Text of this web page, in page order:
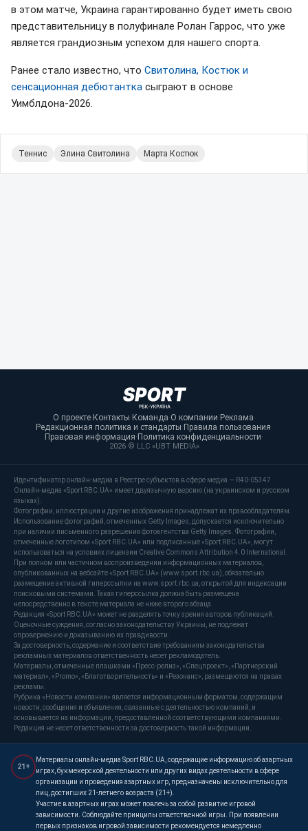
в этом матче, Украина гарантированно будет иметь свою
представительницу в полуфинале Ролан Гаррос, что уже
является грандиозным успехом для нашего спорта.
Ранее стало известно, что Свитолина, Костюк и
сенсационная дебютантка сыграют в основе
Уимблдона-2026.
Теннис Элина Свитолина Марта Костюк
О проекте·Контакты·Команда·О компании·Реклама·
Редакционная политика и стандарты·Правила пользования·
Правовая информация·Политика конфиденциальности·
2026 © LLC «UBT MEDIA»
Идентификатор онлайн-медиа в Реестре субъектов в сфере медиа — R40-05347
Онлайн-медиа «Sport RBC.UA» имеет двуязычную версию (на украинском и русском
языках).
Фотографии, иллюстрации и другие изображения принадлежат их правообладателям.
Использование фотографий, отмеченных Getty Images, допускается исключительно
при наличии письменного разрешения фотоагентства Getty Images. Фотографии,
отмеченные логотипом «Sport RBC.UA» или подписанные «Sport RBC.UA», могут
использоваться на условиях лицензии Creative Commons Attribution 4.0 International.
При полном или частичном воспроизведении информационных материалов,
опубликованных на вебсайте «Sport RBC.UA» (www.sport.rbc.ua), обязательно
размещение активной гиперссылки на www.sport.rbc.ua, открытой для индексации
поисковыми системами. Такая гиперссылка должна быть размещена
непосредственно в тексте материала не ниже второго абзаца.
Редакция «Sport RBC.UA» может не разделять точку зрения авторов публикаций.
Оценочные суждения, согласно законодательству Украины, не подлежат
опровержению и доказыванию их правдивости.
За достоверность, содержание и соответствие требованиям законодательства
рекламных материалов ответственность несет рекламодатель.
Материалы, отмеченные плашками «Пресс-релиз», «Спецпроект», «Партнерский
материал», «Promo», «Благотворительность» и «Резонанс», размещаются на правах
рекламы.
Рубрика «Новости компании» является информационным форматом, содержащим
новости, сообщения и объявления, связанные с деятельностью компаний, и
основывается на информации, предоставленной соответствующими компаниями.
Редакция не несет ответственности за достоверность такой информации.
21+
Материалы онлайн-медиа Sport RBC.UA, содержащие информацию об азартных
играх, букмекерской деятельности или других видах деятельности в сфере
организации и проведения азартных игр, предназначены исключительно для
лиц, достигших 21-летнего возраста (21+).
Участие в азартных играх может повлечь за собой развитие игровой
зависимости. Соблюдайте принципы ответственной игры. При появлении
первых признаков игровой зависимости рекомендуется немедленно